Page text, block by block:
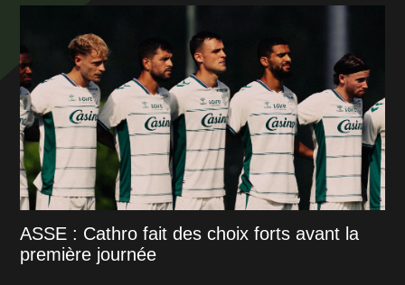
ASSE : Cathro fait des choix forts avant la
première journée